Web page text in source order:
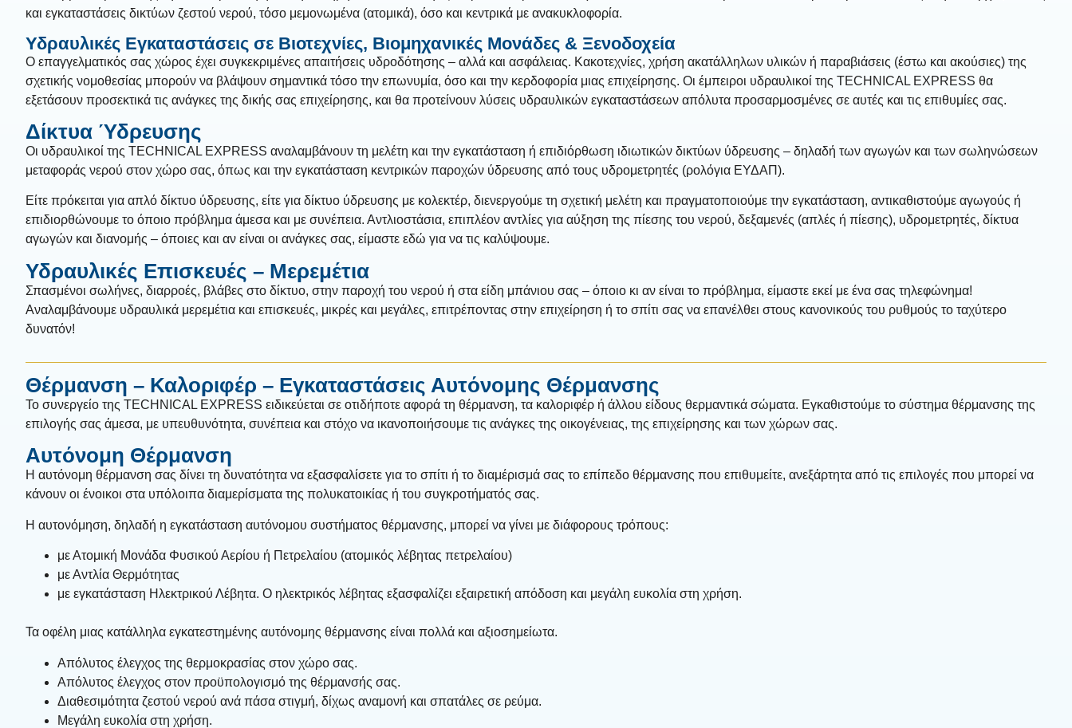
και εγκαταστάσεις δικτύων ζεστού νερού, τόσο μεμονωμένα (ατομικά), όσο και κεντρικά με ανακυκλοφορία.
Υδραυλικές Εγκαταστάσεις σε Βιοτεχνίες, Βιομηχανικές Μονάδες & Ξενοδοχεία
Ο επαγγελματικός σας χώρος έχει συγκεκριμένες απαιτήσεις υδροδότησης – αλλά και ασφάλειας. Κακοτεχνίες, χρήση ακατάλληλων υλικών ή παραβιάσεις (έστω και ακούσιες) της
σχετικής νομοθεσίας μπορούν να βλάψουν σημαντικά τόσο την επωνυμία, όσο και την κερδοφορία μιας επιχείρησης. Οι έμπειροι υδραυλικοί της TECHNICAL EXPRESS θα
εξετάσουν προσεκτικά τις ανάγκες της δικής σας επιχείρησης, και θα προτείνουν λύσεις υδραυλικών εγκαταστάσεων απόλυτα προσαρμοσμένες σε αυτές και τις επιθυμίες σας.
Δίκτυα Ύδρευσης
Οι υδραυλικοί της TECHNICAL EXPRESS αναλαμβάνουν τη μελέτη και την εγκατάσταση ή επιδιόρθωση ιδιωτικών δικτύων ύδρευσης – δηλαδή των αγωγών και των σωληνώσεων
μεταφοράς νερού στον χώρο σας, όπως και την εγκατάσταση κεντρικών παροχών ύδρευσης από τους υδρομετρητές (ρολόγια ΕΥΔΑΠ).
Είτε πρόκειται για απλό δίκτυο ύδρευσης, είτε για δίκτυο ύδρευσης με κολεκτέρ, διενεργούμε τη σχετική μελέτη και πραγματοποιούμε την εγκατάσταση, αντικαθιστούμε αγωγούς ή
επιδιορθώνουμε το όποιο πρόβλημα άμεσα και με συνέπεια. Αντλιοστάσια, επιπλέον αντλίες για αύξηση της πίεσης του νερού, δεξαμενές (απλές ή πίεσης), υδρομετρητές, δίκτυα
αγωγών και διανομής – όποιες και αν είναι οι ανάγκες σας, είμαστε εδώ για να τις καλύψουμε.
Υδραυλικές Επισκευές – Μερεμέτια
Σπασμένοι σωλήνες, διαρροές, βλάβες στο δίκτυο, στην παροχή του νερού ή στα είδη μπάνιου σας – όποιο κι αν είναι το πρόβλημα, είμαστε εκεί με ένα σας τηλεφώνημα!
Αναλαμβάνουμε υδραυλικά μερεμέτια και επισκευές, μικρές και μεγάλες, επιτρέποντας στην επιχείρηση ή το σπίτι σας να επανέλθει στους κανονικούς του ρυθμούς το ταχύτερο
δυνατόν!
Θέρμανση – Καλοριφέρ – Εγκαταστάσεις Αυτόνομης Θέρμανσης
Το συνεργείο της TECHNICAL EXPRESS ειδικεύεται σε οτιδήποτε αφορά τη θέρμανση, τα καλοριφέρ ή άλλου είδους θερμαντικά σώματα. Εγκαθιστούμε το σύστημα θέρμανσης της
επιλογής σας άμεσα, με υπευθυνότητα, συνέπεια και στόχο να ικανοποιήσουμε τις ανάγκες της οικογένειας, της επιχείρησης και των χώρων σας.
Αυτόνομη Θέρμανση
Η αυτόνομη θέρμανση σας δίνει τη δυνατότητα να εξασφαλίσετε για το σπίτι ή το διαμέρισμά σας το επίπεδο θέρμανσης που επιθυμείτε, ανεξάρτητα από τις επιλογές που μπορεί να
κάνουν οι ένοικοι στα υπόλοιπα διαμερίσματα της πολυκατοικίας ή του συγκροτήματός σας.
Η αυτονόμηση, δηλαδή η εγκατάσταση αυτόνομου συστήματος θέρμανσης, μπορεί να γίνει με διάφορους τρόπους:
με Ατομική Μονάδα Φυσικού Αερίου ή Πετρελαίου (ατομικός λέβητας πετρελαίου)
με Αντλία Θερμότητας
με εγκατάσταση Ηλεκτρικού Λέβητα. Ο ηλεκτρικός λέβητας εξασφαλίζει εξαιρετική απόδοση και μεγάλη ευκολία στη χρήση.
Τα οφέλη μιας κατάλληλα εγκατεστημένης αυτόνομης θέρμανσης είναι πολλά και αξιοσημείωτα.
Απόλυτος έλεγχος της θερμοκρασίας στον χώρο σας.
Απόλυτος έλεγχος στον προϋπολογισμό της θέρμανσής σας.
Διαθεσιμότητα ζεστού νερού ανά πάσα στιγμή, δίχως αναμονή και σπατάλες σε ρεύμα.
Μεγάλη ευκολία στη χρήση.